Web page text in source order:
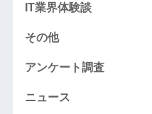
IT業界体験談
その他
アンケート調査
ニュース